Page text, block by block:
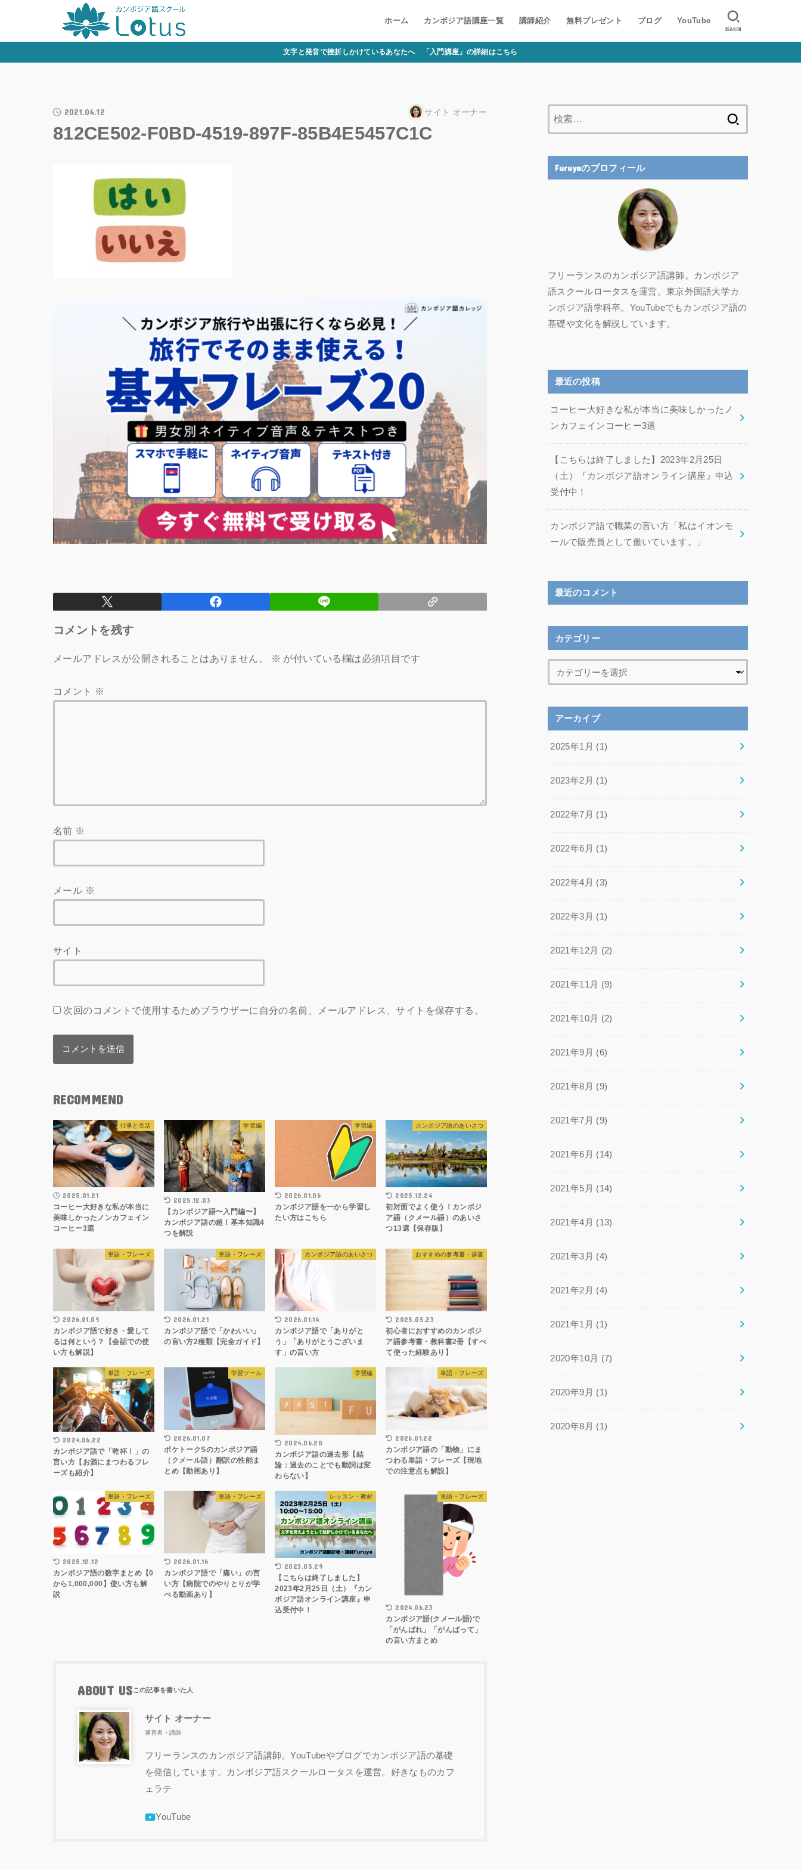
ホーム カンボジア語講座一覧 講師紹介 無料プレゼント ブログ YouTube
SEARCH
文字と発音で挫折しかけているあなたへ 「入門講座」の詳細はこちら
2021.04.12 サイト オーナー
812CE502-F0BD-4519-897F-85B4E5457C1C
コメントを残す
メールアドレスが公開されることはありません。 ※ が付いている欄は必須項目です
コメント ※
名前 ※
メール ※
サイト
次回のコメントで使用するためブラウザーに自分の名前、メールアドレス、サイトを保存する。
RECOMMEND
仕事と生活
2025.01.21
コーヒー大好きな私が本当に
美味しかったノンカフェイン
コーヒー3選
学習編
2025.12.03
【カンボジア語〜入門編〜】
カンボジア語の超！基本知識4
つを解説
学習編
2026.01.06
カンボジア語を一から学習し
たい方はこちら
カンボジア語のあいさつ
2025.12.24
初対面でよく使う！カンボジ
ア語（クメール語）のあいさ
つ13選【保存版】
単語・フレーズ
2026.01.09
カンボジア語で好き・愛して
るは何という？【会話での使
い方も解説】
単語・フレーズ
2026.01.21
カンボジア語で「かわいい」
の言い方2種類【完全ガイド】
カンボジア語のあいさつ
2026.01.14
カンボジア語で「ありがと
う」「ありがとうございま
す」の言い方
おすすめの参考書・辞書
2025.05.23
初心者におすすめのカンボジ
ア語参考書・教科書2冊【すべ
て使った経験あり】
単語・フレーズ
2024.06.22
カンボジア語で「乾杯！」の
言い方【お酒にまつわるフレ
ーズも紹介】
学習ツール
2026.01.07
ポケトークSのカンボジア語
（クメール語）翻訳の性能ま
とめ【動画あり】
学習編
2024.06.20
カンボジア語の過去形【結
論：過去のことでも動詞は変
わらない】
単語・フレーズ
2026.01.22
カンボジア語の「動物」にま
つわる単語・フレーズ【現地
での注意点も解説】
単語・フレーズ
2025.12.12
カンボジア語の数字まとめ【0
から1,000,000】使い方も解
説
単語・フレーズ
2026.01.16
カンボジア語で「痛い」の言
い方【病院でのやりとりが学
べる動画あり】
レッスン・教材
2023.05.29
【こちらは終了しました】
2023年2月25日（土）『カン
ボジア語オンライン講座』申
込受付中！
単語・フレーズ
2024.06.23
カンボジア語(クメール語)で
「がんばれ」「がんばって」
の言い方まとめ
ABOUT US
サイト オーナー
運営者・講師
フリーランスのカンボジア語講師。YouTubeやブログでカンボジア語の基礎
を発信しています。カンボジア語スクールロータスを運営。好きなものカフ
ェラテ
Furuyaのプロフィール
フリーランスのカンボジア語講師。カンボジア
語スクールロータスを運営。東京外国語大学カ
ンボジア語学科卒。YouTubeでもカンボジア語の
基礎や文化を解説しています。
最近の投稿
コーヒー大好きな私が本当に美味しかったノ
ンカフェインコーヒー3選
【こちらは終了しました】2023年2月25日
（土）『カンボジア語オンライン講座』申込
受付中！
カンボジア語で職業の言い方「私はイオンモ
ールで販売員として働いています。」
最近のコメント
カテゴリー
アーカイブ
2025年1月 (1)
2023年2月 (1)
2022年7月 (1)
2022年6月 (1)
2022年4月 (3)
2022年3月 (1)
2021年12月 (2)
2021年11月 (9)
2021年10月 (2)
2021年9月 (6)
2021年8月 (9)
2021年7月 (9)
2021年6月 (14)
2021年5月 (14)
2021年4月 (13)
2021年3月 (4)
2021年2月 (4)
2021年1月 (1)
2020年10月 (7)
2020年9月 (1)
2020年8月 (1)